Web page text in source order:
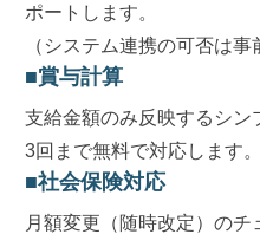
ポートします。
（システム連携の可否は事
賞与計算
支給金額のみ反映するシ
3回まで無料で対応します。
社会保険対応
月額変更（随時改定）のチ